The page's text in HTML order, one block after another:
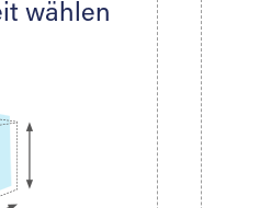
wählen